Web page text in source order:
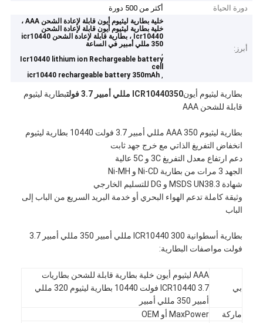
دورة الحياة
أكثر من 500 دورة
أبرز:
خلية بطارية ليثيوم أيون قابلة لإعادة الشحن AAA ،
خلية بطارية ليثيوم أيون قابلة لإعادة الشحن
Icr10440 ، بطارية قابلة لإعادة الشحن icr10440
350 مللي أمبير في الساعة
,
Icr10440 lithium ion Rechargeable battery
cell
,
icr10440 rechargeable battery 350mAh
بطارية ليثيوم أيونICR10440350 مللي أمبير 3.7 فولت
بطارية ليثيوم
قابلة للشحن AAA
بطارية ليثيوم AAA 350 مللي أمبير 3.7 فولت 10440 بطارية ليثيوم
انخفاض التفريغ الذاتي مع خرج جهد ثابت
دعم ارتفاع معدل التفريغ 3C و 5C عالية
الجهد 3 مرات من بطارية Ni-CD و Ni-MH
شهادة MSDS UN38.3 و DG للتسليم الخارجي
وثيقة كاملة تدعم الهواء البحري أو خدمة البريد السريع من الباب إلى
الباب
بطارية أسطوانية ICR10440 300 مللي أمبير 350 مللي أمبير 3.7
فولت مواصفات البطارية:
بي
AAA ليثيوم أيون خلية بطارية قابلة للشحن بطاريات
ICR10440 3.7 فولت 10440 بطارية ليثيوم 320 مللي
أمبير 350 مللي أمبير
ماركة
MaxPower أو OEM